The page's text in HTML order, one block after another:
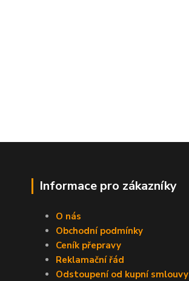
Informace pro zákazníky
O nás
Obchodní podmínky
Ceník přepravy
Reklamační řád
Odstoupení od kupní smlouvy